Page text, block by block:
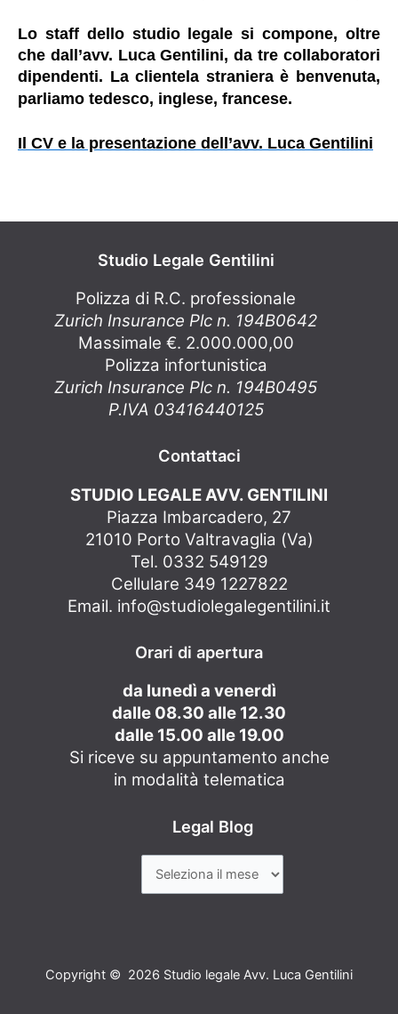
Lo staff dello studio legalesi compone, oltre
che dall’avv. Luca Gentilini, da tre collaboratori
dipendenti. La clientela straniera è benvenuta,
parliamo tedesco, inglese, francese.
Il CV e la presentazione dell’avv. Luca Gentilini
Studio Legale Gentilini
Polizza di R.C. professionale
Zurich Insurance Plc n. 194B0642
Massimale €. 2.000.000,00
Polizza infortunistica
Zurich Insurance Plc n. 194B0495
P.IVA 03416440125
Contattaci
STUDIO LEGALE AVV. GENTILINI
Piazza Imbarcadero, 27
21010 Porto Valtravaglia (Va)
Tel. 0332 549129
Cellulare 349 1227822
Email. info@studiolegalegentilini.it
Orari di apertura
da lunedì a venerdì
dalle 08.30 alle 12.30
dalle 15.00 alle 19.00
Si riceve su appuntamento anche
in modalità telematica
Legal Blog
Copyright © 2026 Studio legale Avv. Luca Gentilini